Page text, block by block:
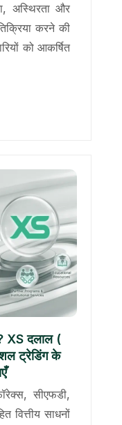
अस्थिरता और
करने की
को आकर्षित
XS दलाल (
ट्रेडिंग के
सीएफडी,
वित्तीय साधनों